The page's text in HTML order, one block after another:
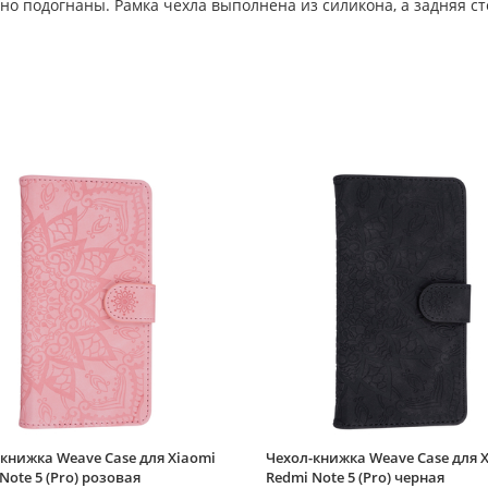
подогнаны. Рамка чехла выполнена из силикона, а задняя
Weave Case для Xiaomi
5 (Pro) розовая
Чехол-книжка Weave Case для
Redmi Note 5 (Pro) черная